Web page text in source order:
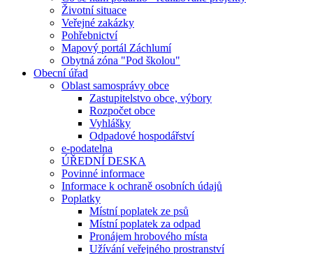
Životní situace
Veřejné zakázky
Pohřebnictví
Mapový portál Záchlumí
Obytná zóna "Pod školou"
Obecní úřad
Oblast samosprávy obce
Zastupitelstvo obce, výbory
Rozpočet obce
Vyhlášky
Odpadové hospodářství
e-podatelna
ÚŘEDNÍ DESKA
Povinné informace
Informace k ochraně osobních údajů
Poplatky
Místní poplatek ze psů
Místní poplatek za odpad
Pronájem hrobového místa
Užívání veřejného prostranství